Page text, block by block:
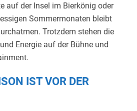
auf der Insel im Bierkönig oder
Sommermonaten bleibt
Trotzdem stehen die
Energie auf der Bühne und
IST VOR DER